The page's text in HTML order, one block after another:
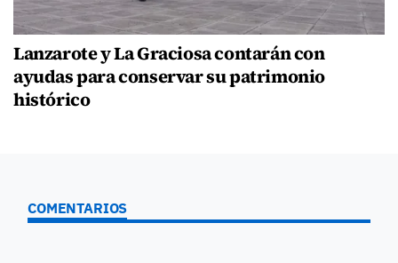
Lanzarote y La Graciosa contarán con
ayudas para conservar su patrimonio
histórico
COMENTARIOS